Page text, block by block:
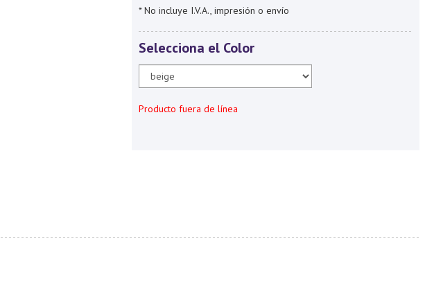
* No incluye I.V.A., impresión o envío
Selecciona el Color
Producto fuera de línea